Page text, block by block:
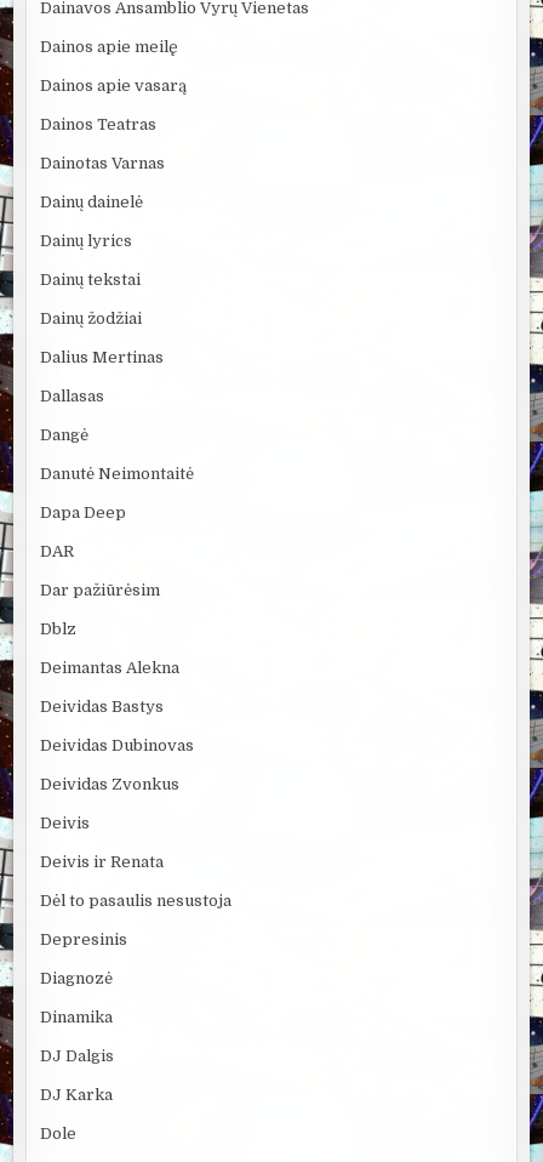
Dainavos Ansamblio Vyrų Vienetas
Dainos apie meilę
Dainos apie vasarą
Dainos Teatras
Dainotas Varnas
Dainų dainelė
Dainų lyrics
Dainų tekstai
Dainų žodžiai
Dalius Mertinas
Dallasas
Dangė
Danutė Neimontaitė
Dapa Deep
DAR
Dar pažiūrėsim
Dblz
Deimantas Alekna
Deividas Bastys
Deividas Dubinovas
Deividas Zvonkus
Deivis
Deivis ir Renata
Dėl to pasaulis nesustoja
Depresinis
Diagnozė
Dinamika
DJ Dalgis
DJ Karka
Dole